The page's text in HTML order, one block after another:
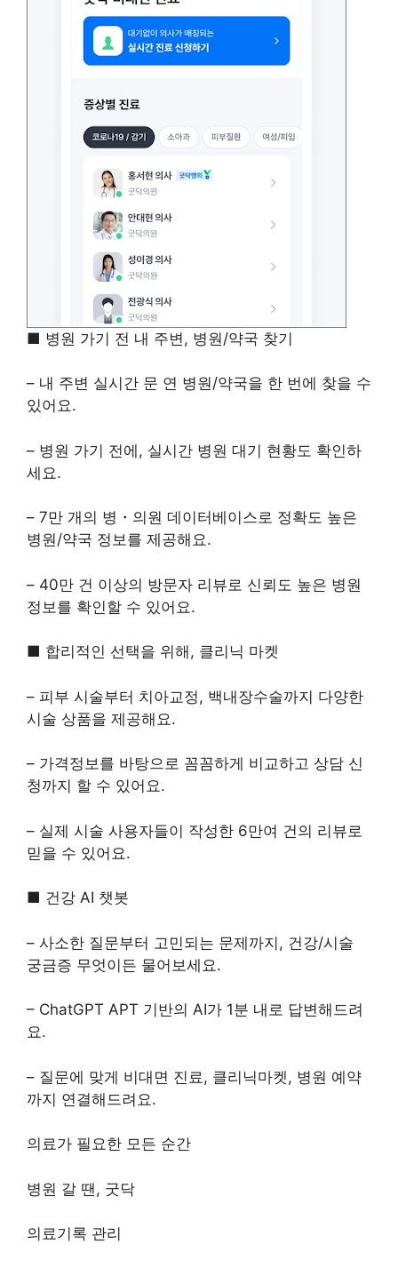
■ 병원 가기 전 내 주변, 병원/약국 찾기
– 내 주변 실시간 문 연 병원/약국을 한 번에 찾을 수
있어요.
– 병원 가기 전에, 실시간 병원 대기 현황도 확인하
세요.
– 7만 개의 병・의원 데이터베이스로 정확도 높은
병원/약국 정보를 제공해요.
– 40만 건 이상의 방문자 리뷰로 신뢰도 높은 병원
정보를 확인할 수 있어요.
■ 합리적인 선택을 위해, 클리닉 마켓
– 피부 시술부터 치아교정, 백내장수술까지 다양한
시술 상품을 제공해요.
– 가격정보를 바탕으로 꼼꼼하게 비교하고 상담 신
청까지 할 수 있어요.
– 실제 시술 사용자들이 작성한 6만여 건의 리뷰로
믿을 수 있어요.
■ 건강 AI 챗봇
– 사소한 질문부터 고민되는 문제까지, 건강/시술
궁금증 무엇이든 물어보세요.
– ChatGPT APT 기반의 AI가 1분 내로 답변해드려
요.
– 질문에 맞게 비대면 진료, 클리닉마켓, 병원 예약
까지 연결해드려요.
의료가 필요한 모든 순간
병원 갈 땐, 굿닥
의료기록 관리